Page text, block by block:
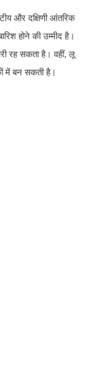
और दक्षिणी आंतरिक
होने की उम्मीद है।
रह सकता है। वहीं, लू
में बन सकती है।